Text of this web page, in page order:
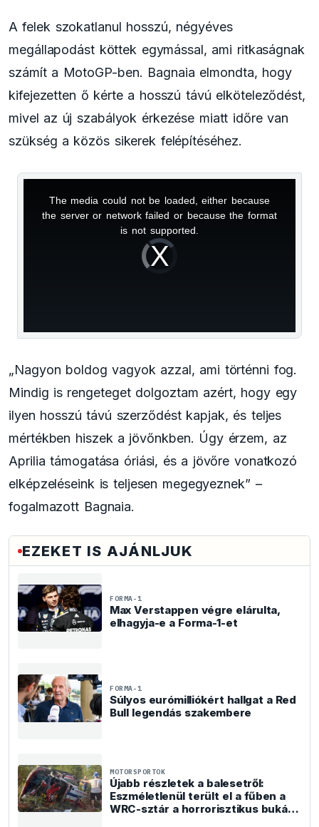
A felek szokatlanul hosszú, négyéves
megállapodást köttek egymással, ami ritkaságnak
számít a MotoGP-ben. Bagnaia elmondta, hogy
kifejezetten ő kérte a hosszú távú elköteleződést,
mivel az új szabályok érkezése miatt időre van
szükség a közös sikerek felépítéséhez.
Video
Player
is
loading.
The media could not be loaded, either because
the server or network failed or because the format
is not supported.
„Nagyon boldog vagyok azzal, ami történni fog.
Mindig is rengeteget dolgoztam azért, hogy egy
ilyen hosszú távú szerződést kapjak, és teljes
mértékben hiszek a jövőnkben. Úgy érzem, az
Aprilia támogatása óriási, és a jövőre vonatkozó
elképzeléseink is teljesen megegyeznek” –
fogalmazott Bagnaia.
EZEKET IS AJÁNLJUK
FORMA-1
Max Verstappen végre elárulta,
elhagyja-e a Forma-1-et
FORMA-1
Súlyos eurómilliókért hallgat a Red
Bull legendás szakembere
MOTORSPORTOK
Újabb részletek a balesetről:
Eszméletlenül terült el a fűben a
WRC-sztár a horrorisztikus bukás